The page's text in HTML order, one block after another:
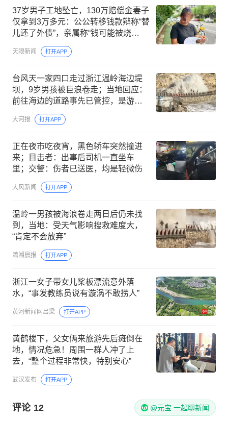
37岁男子工地坠亡，130万赔偿金妻子
仅拿到3万多元：公公转移钱款辩称“替
儿还了外债”，亲属称“钱可能被烧
了”，女方已报警
天眼新闻 打开APP
台风天一家四口走过浙江温岭海边堤
坝，9岁男孩被巨浪卷走；当地回应：
前往海边的道路事先已管控，是游客
自己跑了进去
大河报 打开APP
正在夜市吃夜宵，黑色轿车突然撞进
来；目击者：出事后司机一直坐车
里；交警：伤者已送医，均是轻微伤
大风新闻 打开APP
温岭一男孩被海浪卷走两日后仍未找
到，当地：受天气影响搜救难度大，
“肯定不会放弃”
潇湘晨报 打开APP
浙江一女子带女儿桨板漂流意外落
水，“事发教练员说有漩涡不敢捞人”
黄河新闻网吕梁 打开APP
黄鹤楼下，父女俩来旅游先后瘫倒在
地，情况危急！周围一群人冲了上
去，“整个过程非常快，特别安心”
武汉发布 打开APP
评论 12 @元宝 一起聊新闻